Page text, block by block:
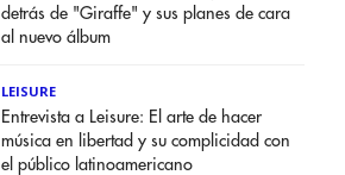
detrás de "Giraffe" y sus planes de cara
al nuevo álbum
LEISURE
Entrevista a Leisure: El arte de hacer
música en libertad y su complicidad con
el público latinoamericano